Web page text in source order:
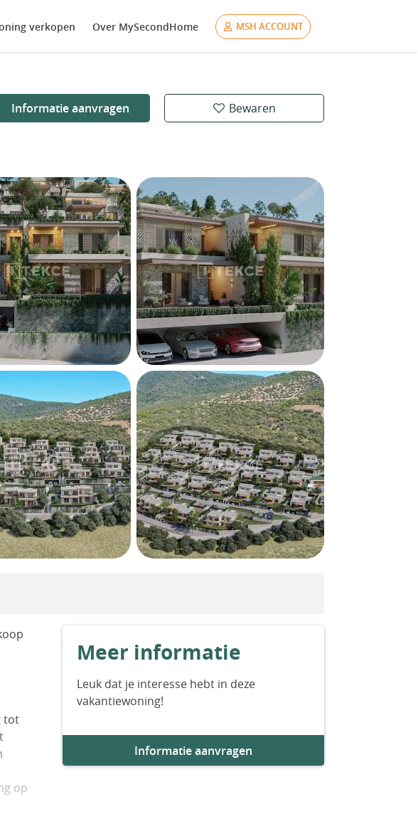
verkopen Over MySecondHome MSH ACCOUNT
Informatie aanvragen Bewaren
tot
op
Meer informatie
Leuk dat je interesse hebt in deze
vakantiewoning!
Informatie aanvragen